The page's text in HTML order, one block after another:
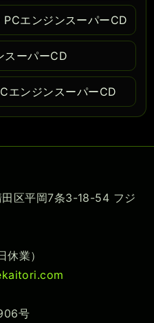
エンジンスーパーCD
スーパーCD
エンジンスーパーCD
区平岡7条3-18-54 フジ
業）
号